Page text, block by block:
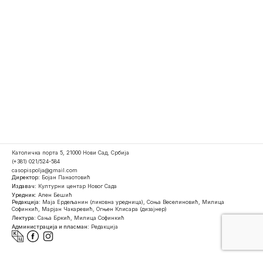
Католичка порта 5, 21000 Нови Сад, Србија
(+381) 021/524-584
casopispolja@gmail.com
Директор: Бојан Панаотовић
Издавач: Културни центар Новог Сада
Уредник: Ален Бешић
Редакција: Маја Ердељанин (ликовна уредница), Соња Веселиновић, Милица
Софинкић, Марјан Чакаревић, Огњен Клисара (дизајнер)
Лектура: Сања Бркић, Милица Софинкић
Администрација и пласман: Редакција